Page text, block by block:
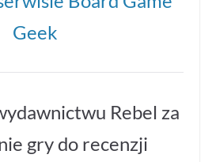
Geek
Rebel za
gry do recenzji